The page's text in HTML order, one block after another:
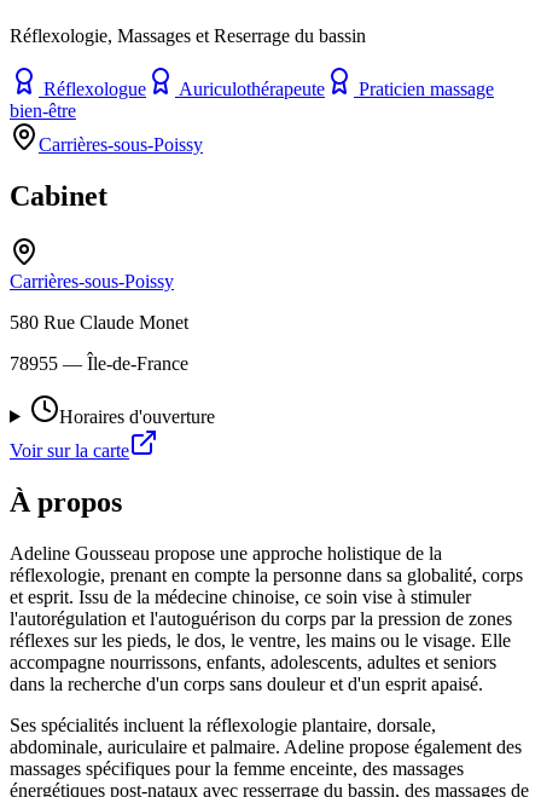
Réflexologie, Massages et Reserrage du bassin
Réflexologue Auriculothérapeute
Praticien massage
bien-être
Carrières-sous-Poissy
Cabinet
Carrières-sous-Poissy
580 Rue Claude Monet
78955 — Île-de-France
Horaires d'ouverture
Voir sur la carte
À propos
Adeline Gousseau propose une approche holistique de la
réflexologie, prenant en compte la personne dans sa globalité, corps
et esprit. Issu de la médecine chinoise, ce soin vise à stimuler
l'autorégulation et l'autoguérison du corps par la pression de zones
réflexes sur les pieds, le dos, le ventre, les mains ou le visage. Elle
accompagne nourrissons, enfants, adolescents, adultes et seniors
dans la recherche d'un corps sans douleur et d'un esprit apaisé.
Ses spécialités incluent la réflexologie plantaire, dorsale,
abdominale, auriculaire et palmaire. Adeline propose également des
massages spécifiques pour la femme enceinte, des massages
énergétiques post-nataux avec resserrage du bassin, des massages de